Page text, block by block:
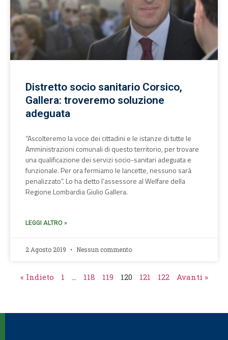
Distretto socio sanitario Corsico,
Gallera: troveremo soluzione
adeguata
“Ascolteremo la voce dei cittadini e le istanze di tutte le
Amministrazioni comunali di questo territorio, per trovare
una qualificazione dei servizi socio-sanitari adeguata e
funzionale. Per ora fermiamo le lancette, nessuno sarà
penalizzato”. Lo ha detto l’assessore al Welfare della
Regione Lombardia Giulio Gallera.
LEGGI ALTRO »
2 Agosto 2019 Nessun commento
« Indieto 1 … 118 119 120 121 122 Avanti »